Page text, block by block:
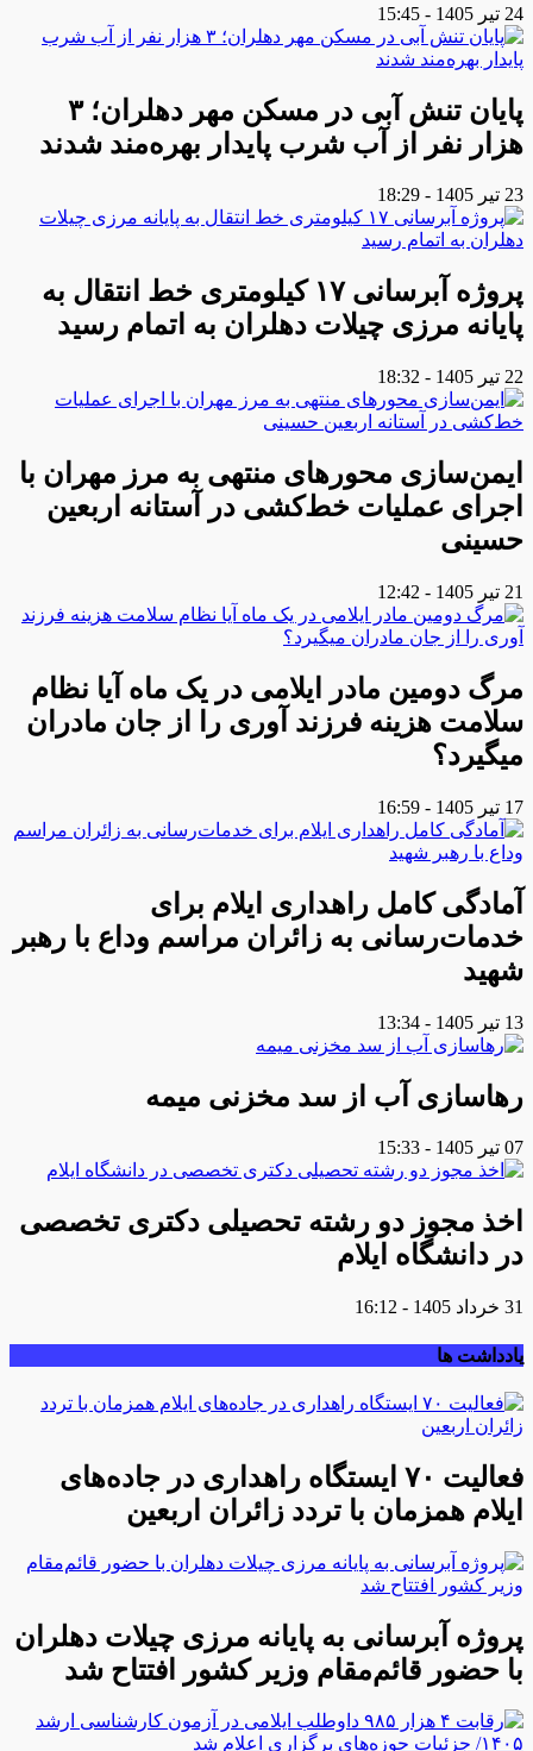
24 تیر 1405 - 15:45
پایان تنش آبی در مسکن مهر دهلران؛ ۳
هزار نفر از آب شرب پایدار بهره‌مند شدند
23 تیر 1405 - 18:29
پروژه آبرسانی ۱۷ کیلومتری خط انتقال به
پایانه مرزی چیلات دهلران به اتمام رسید
22 تیر 1405 - 18:32
ایمن‌سازی محورهای منتهی به مرز مهران با
اجرای عملیات خط‌کشی در آستانه اربعین
حسینی
21 تیر 1405 - 12:42
مرگ دومین مادر ایلامی در یک ماه آیا نظام
سلامت هزینه فرزند آوری را از جان مادران
میگیرد؟
17 تیر 1405 - 16:59
آمادگی کامل راهداری ایلام برای
خدمات‌رسانی به زائران مراسم وداع با رهبر
شهید
13 تیر 1405 - 13:34
رهاسازی آب از سد مخزنی میمه
07 تیر 1405 - 15:33
اخذ مجوز دو رشته تحصیلی دکتری تخصصی
در دانشگاه ایلام
31 خرداد 1405 - 16:12
یادداشت ها
فعالیت ۷۰ ایستگاه راهداری در جاده‌های
ایلام همزمان با تردد زائران اربعین
پروژه آبرسانی به پایانه مرزی چیلات دهلران
با حضور قائم‌مقام وزیر کشور افتتاح شد